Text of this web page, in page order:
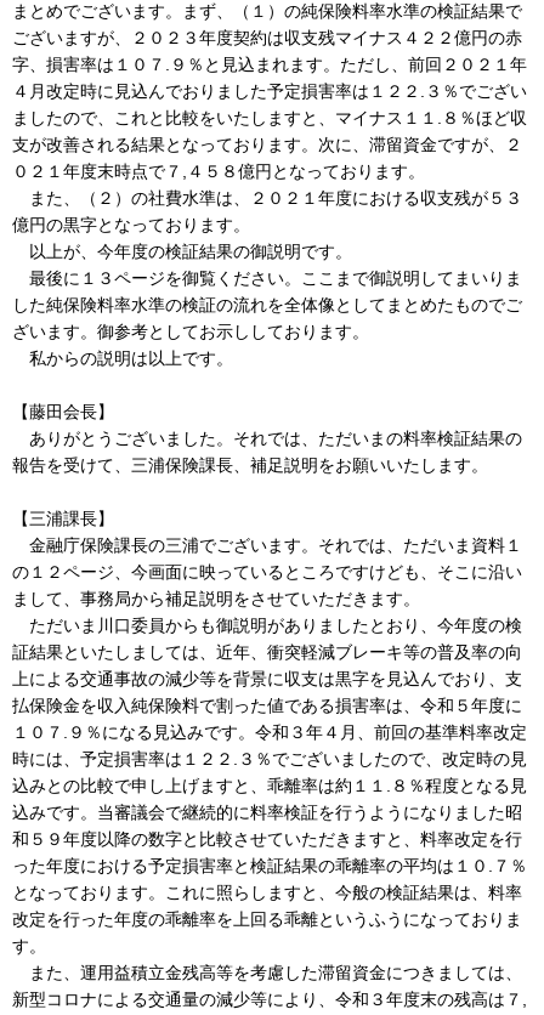
まとめでございます。まず、（１）の純保険料率水準の検証結果で
ございますが、２０２３年度契約は収支残マイナス４２２億円の赤
字、損害率は１０７.９％と見込まれます。ただし、前回２０２１年
４月改定時に見込んでおりました予定損害率は１２２.３％でござい
ましたので、これと比較をいたしますと、マイナス１１.８％ほど収
支が改善される結果となっております。次に、滞留資金ですが、２
０２１年度末時点で７,４５８億円となっております。
また、（２）の社費水準は、２０２１年度における収支残が５３
億円の黒字となっております。
以上が、今年度の検証結果の御説明です。
最後に１３ページを御覧ください。ここまで御説明してまいりま
した純保険料率水準の検証の流れを全体像としてまとめたものでご
ざいます。御参考としてお示ししております。
私からの説明は以上です。
【藤田会長】
ありがとうございました。それでは、ただいまの料率検証結果の
報告を受けて、三浦保険課長、補足説明をお願いいたします。
【三浦課長】
金融庁保険課長の三浦でございます。それでは、ただいま資料１
の１２ページ、今画面に映っているところですけども、そこに沿い
まして、事務局から補足説明をさせていただきます。
ただいま川口委員からも御説明がありましたとおり、今年度の検
証結果といたしましては、近年、衝突軽減ブレーキ等の普及率の向
上による交通事故の減少等を背景に収支は黒字を見込んでおり、支
払保険金を収入純保険料で割った値である損害率は、令和５年度に
１０７.９％になる見込みです。令和３年４月、前回の基準料率改定
時には、予定損害率は１２２.３％でございましたので、改定時の見
込みとの比較で申し上げますと、乖離率は約１１.８％程度となる見
込みです。当審議会で継続的に料率検証を行うようになりました昭
和５９年度以降の数字と比較させていただきますと、料率改定を行
った年度における予定損害率と検証結果の乖離率の平均は１０.７％
となっております。これに照らしますと、今般の検証結果は、料率
改定を行った年度の乖離率を上回る乖離というふうになっておりま
す。
また、運用益積立金残高等を考慮した滞留資金につきましては、
新型コロナによる交通量の減少等により、令和３年度末の残高は７,